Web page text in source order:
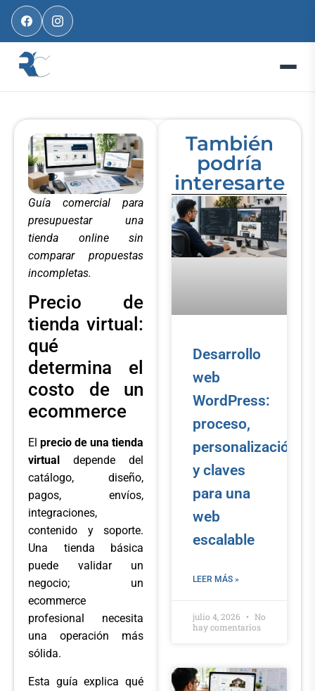
Guía comercial para
presupuestar una
tienda online sin
comparar propuestas
incompletas.
Precio de
tienda virtual:
qué
determina el
costo de un
ecommerce
El precio de una tienda
virtual
depende del
catálogo, diseño,
pagos, envíos,
integraciones,
contenido y soporte.
Una tienda básica
puede validar un
negocio; un
ecommerce
profesional necesita
una operación más
sólida.
Esta guía explica qué
También
podría
interesarte
Desarrollo
web
WordPress:
proceso,
personalización
y claves
para una
web
escalable
LEER MÁS »
julio 4, 2026
No
hay comentarios